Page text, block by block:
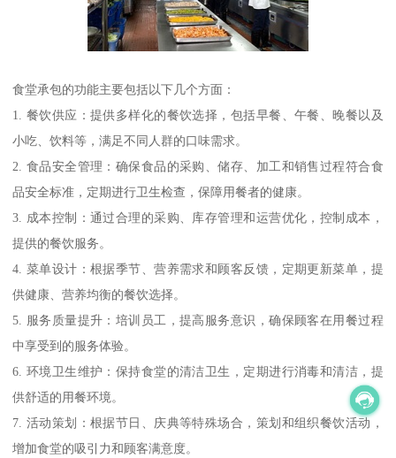
食堂承包的功能主要包括以下几个方面：
1. 餐饮供应：提供多样化的餐饮选择，包括早餐、午餐、晚餐以及
小吃、饮料等，满足不同人群的口味需求。
2. 食品安全管理：确保食品的采购、储存、加工和销售过程符合食
品安全标准，定期进行卫生检查，保障用餐者的健康。
3. 成本控制：通过合理的采购、库存管理和运营优化，控制成本，
提供的餐饮服务。
4. 菜单设计：根据季节、营养需求和顾客反馈，定期更新菜单，提
供健康、营养均衡的餐饮选择。
5. 服务质量提升：培训员工，提高服务意识，确保顾客在用餐过程
中享受到的服务体验。
6. 环境卫生维护：保持食堂的清洁卫生，定期进行消毒和清洁，提
供舒适的用餐环境。
7. 活动策划：根据节日、庆典等特殊场合，策划和组织餐饮活动，
增加食堂的吸引力和顾客满意度。